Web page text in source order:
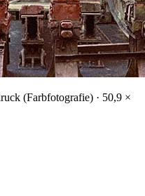
(Farbfotografie) · 50,9 ×